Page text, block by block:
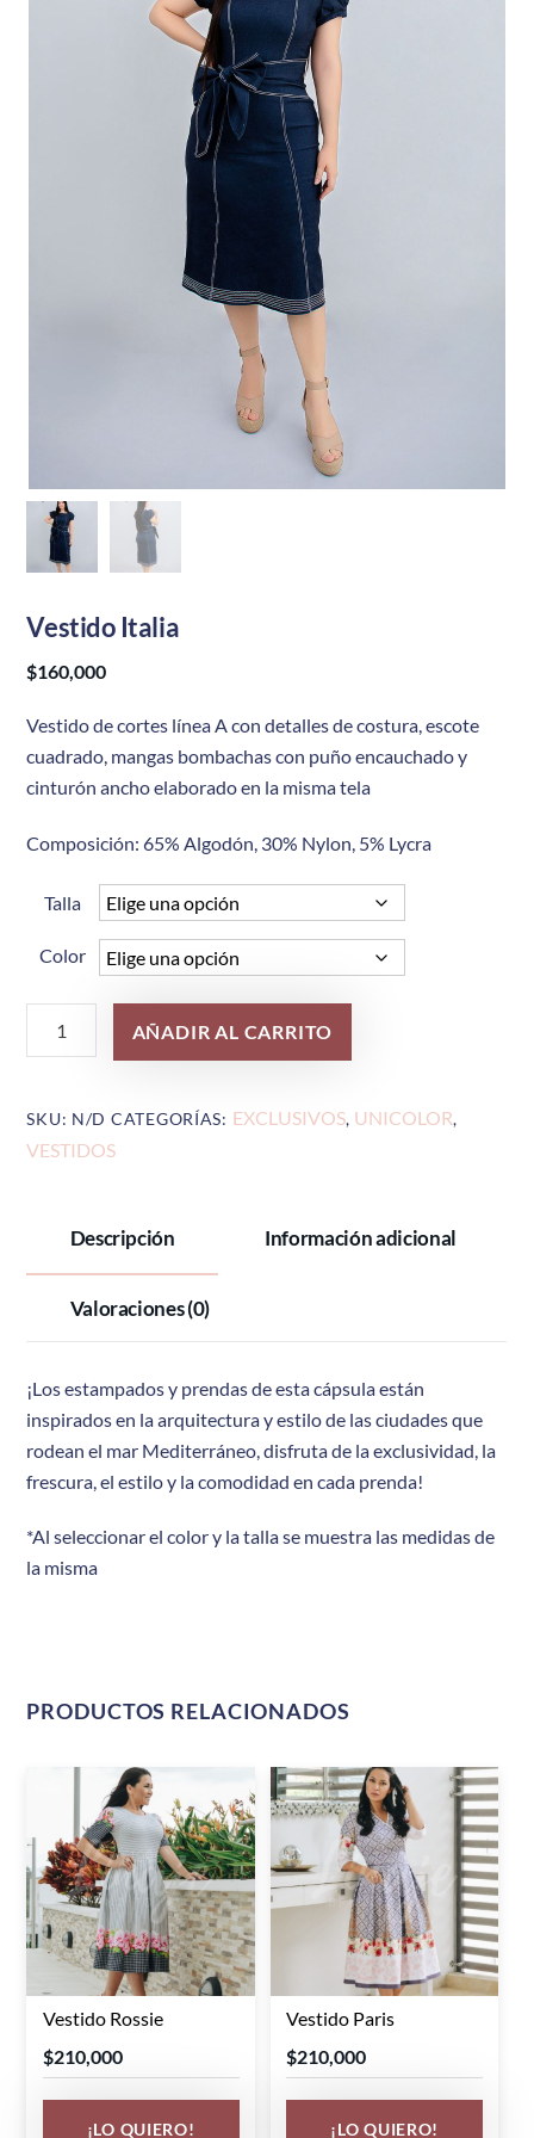
Vestido Italia
$160,000
Vestido de cortes línea A con detalles de costura, escote
cuadrado, mangas bombachas con puño encauchado y
cinturón ancho elaborado en la misma tela
Composición: 65% Algodón, 30% Nylon, 5% Lycra
Talla
Color
AÑADIR AL CARRITO
SKU: N/D CATEGORÍAS: EXCLUSIVOS, UNICOLOR,
VESTIDOS
Descripción Información adicional
Valoraciones (0)
¡Los estampados y prendas de esta cápsula están
inspirados en la arquitectura y estilo de las ciudades que
rodean el mar Mediterráneo, disfruta de la exclusividad, la
frescura, el estilo y la comodidad en cada prenda!
*Al seleccionar el color y la talla se muestra las medidas de
la misma
PRODUCTOS RELACIONADOS
Vestido Rossie
$210,000
¡LO QUIERO!
Este
producto
tiene
Vestido Paris
$210,000
¡LO QUIERO!
Este
producto
tiene